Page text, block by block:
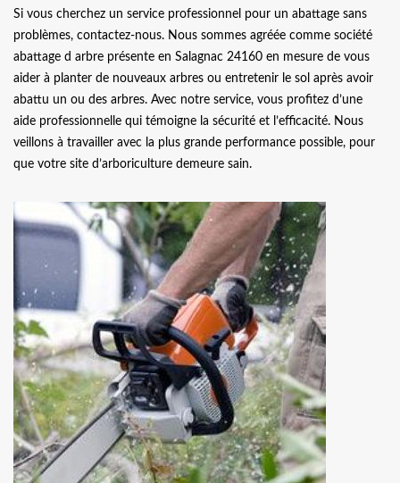
Si vous cherchez un service professionnel pour un abattage sans
problèmes, contactez-nous. Nous sommes agréée comme société
abattage d arbre présente en Salagnac 24160 en mesure de vous
aider à planter de nouveaux arbres ou entretenir le sol après avoir
abattu un ou des arbres. Avec notre service, vous profitez d’une
aide professionnelle qui témoigne la sécurité et l’efficacité. Nous
veillons à travailler avec la plus grande performance possible, pour
que votre site d’arboriculture demeure sain.